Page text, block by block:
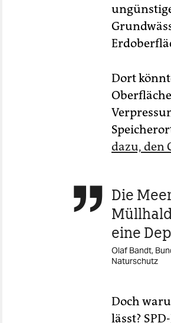
Dort
dazu, den
 Die
eine
Olaf Bandt,
Naturschutz
Doch
lässt?